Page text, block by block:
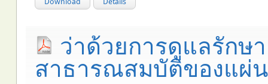
ว่าด้วยการดูแลรักษ
สาธารณสมบัติของแผ่น